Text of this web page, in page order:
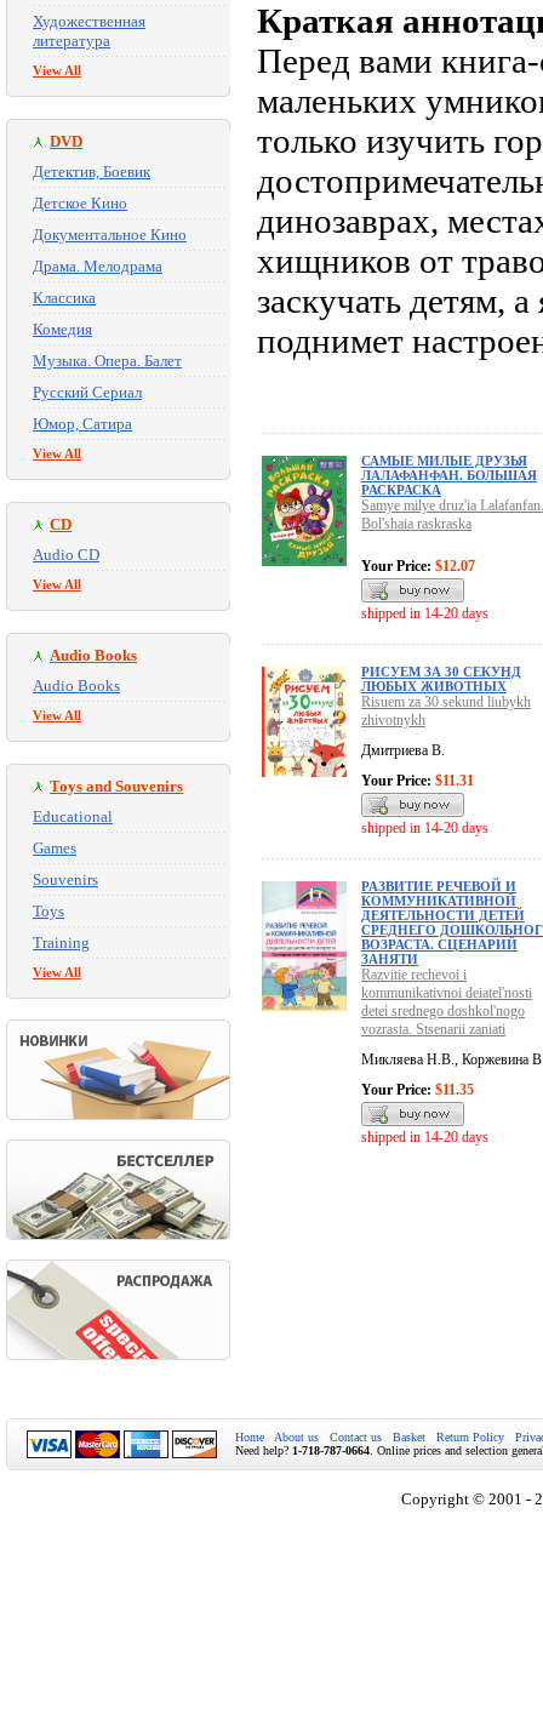
Художественная
литература
View All
DVD
Детектив, Боевик
Детское Кино
Документальное Кино
Драма. Мелодрама
Классика
Комедия
Музыка. Опера. Балет
Русский Сериал
Юмор, Сатира
View All
CD
Audio CD
View All
Audio Books
Audio Books
View All
Toys and Souvenirs
Educational
Games
Souvenirs
Toys
Training
View All
Краткая
Перед вами
маленьких
только изучить
динозаврах,
хищников от
заскучать детям,
поднимет
САМЫЕ МИЛЫЕ ДРУЗЬЯ
ЛАЛАФАНФАН. БОЛЬШАЯ
РАСКРАСКА
Samye milye druz'ia Lalafanfan.
Bol'shaia raskraska
Your Price: $12.07
shipped in 14-20 days
РИСУЕМ ЗА 30 СЕКУНД
ЛЮБЫХ ЖИВОТНЫХ
Risuem za 30 sekund liubykh
zhivotnykh
Дмитриева В.
Your Price: $11.31
shipped in 14-20 days
РАЗВИТИЕ РЕЧЕВОЙ И
КОММУНИКАТИВНОЙ
ДЕЯТЕЛЬНОСТИ ДЕТЕЙ
СРЕДНЕГО
ВОЗРАСТА. СЦЕНАРИЙ
ЗАНЯТИ
Razvitie rechevoi i
kommunikativnoi deiatel'nosti
detei srednego doshkol'nogo
vozrasta. Stsenarii zaniati
Микляева Н.В., Коржевина
Your Price: $11.35
shipped in 14-20 days
Home About us Contact us Basket Return Policy
Need help? 1-718-787-0664 . Online prices and selection
Copyright © 2001 -